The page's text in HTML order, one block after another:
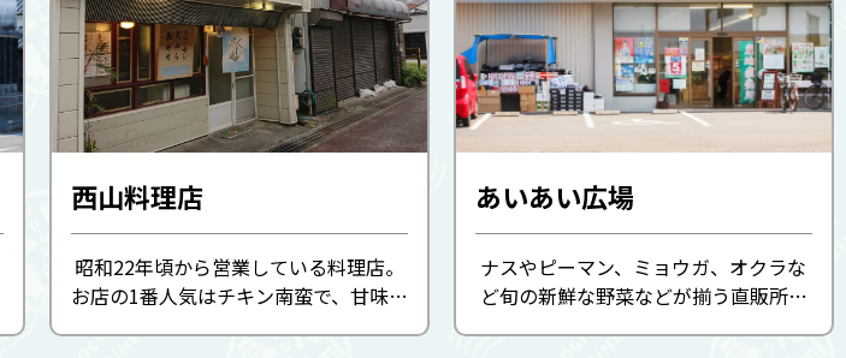
西山料理店
昭和22年頃から営業している料理店。
お店の1番人気はチキン南蛮で、甘味と
あいあい広場
ナスやピーマン、ミョウガ、オクラな
ど旬の新鮮な野菜などが揃う直販所。